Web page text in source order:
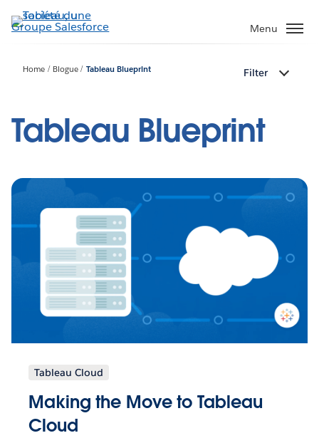
Aller
au
Menu
Home Blogue Tableau Blueprint Filter
Tableau Blueprint
Tableau Cloud
Making the Move to Tableau
Cloud